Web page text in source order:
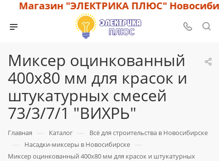
Магазин "ЭЛЕКТРИКА ПЛЮС"
Миксер оцинкованный
400х80 мм для красок и
штукатурных смесей
73/3/7/1 "ВИХРЬ"
Главная — Каталог — Всё для строительства в Новосибирске
— Насадки-миксеры в Новосибирске —
Миксер оцинкованный 400х80 мм для красок и штукатурных